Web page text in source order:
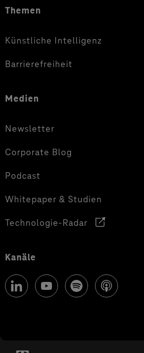
Themen
Künstliche Intelligenz
Barrierefreiheit
Medien
Newsletter
Corporate Blog
Podcast
Whitepaper & Studien
Technologie-Radar
Kanäle